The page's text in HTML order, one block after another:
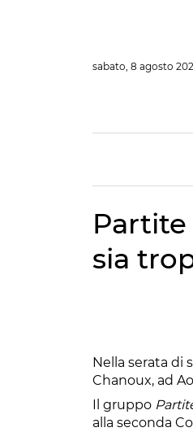
sabato, 8 agosto
sia
Nella serata di
Chanoux, ad
Il gruppo
alla seconda